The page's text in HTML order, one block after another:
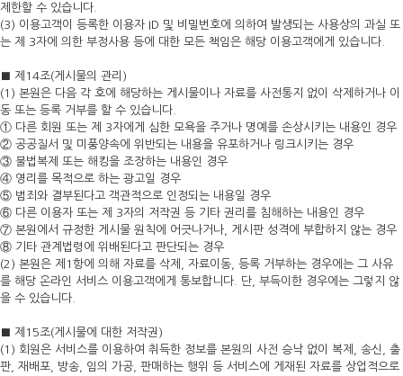
제한할 수 있습니다.
(3) 이용고객이 등록한 이용자 ID 및 비밀번호에 의하여 발생되는 사용상의 과실 또
는 제 3자에 의한 부정사용 등에 대한 모든 책임은 해당 이용고객에게 있습니다.
■ 제14조(게시물의 관리)
(1) 본원은 다음 각 호에 해당하는 게시물이나 자료를 사전통지 없이 삭제하거나 이
동 또는 등록 거부를 할 수 있습니다.
① 다른 회원 또는 제 3자에게 심한 모욕을 주거나 명예를 손상시키는 내용인 경우
② 공공질서 및 미풍양속에 위반되는 내용을 유포하거나 링크시키는 경우
③ 불법복제 또는 해킹을 조장하는 내용인 경우
④ 영리를 목적으로 하는 광고일 경우
⑤ 범죄와 결부된다고 객관적으로 인정되는 내용일 경우
⑥ 다른 이용자 또는 제 3자의 저작권 등 기타 권리를 침해하는 내용인 경우
⑦ 본원에서 규정한 게시물 원칙에 어긋나거나, 게시판 성격에 부합하지 않는 경우
⑧ 기타 관계법령에 위배된다고 판단되는 경우
(2) 본원은 제1항에 의해 자료를 삭제, 자료이동, 등록 거부하는 경우에는 그 사유
를 해당 온라인 서비스 이용고객에게 통보합니다. 단, 부득이한 경우에는 그렇지 않
을 수 있습니다.
■ 제15조(게시물에 대한 저작권)
(1) 회원은 서비스를 이용하여 취득한 정보를 본원의 사전 승낙 없이 복제, 송신, 출
판, 재배포, 방송, 임의 가공, 판매하는 행위 등 서비스에 게재된 자료를 상업적으로